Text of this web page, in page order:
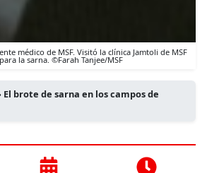
médico de MSF. Visitó la clínica Jamtoli de MSF
la sarna. ©Farah Tanjee/MSF
El brote de sarna en los campos de